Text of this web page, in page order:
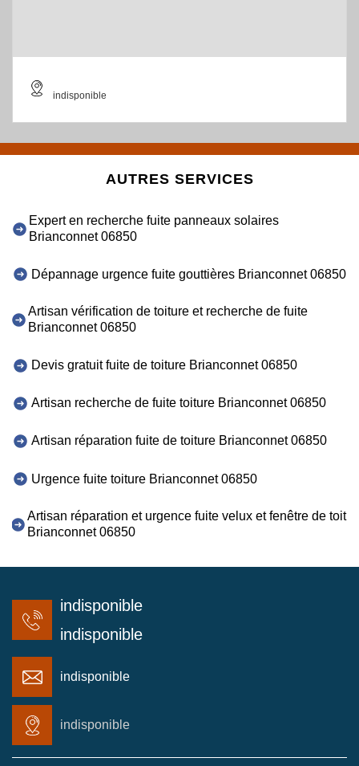
indisponible
AUTRES SERVICES
Expert en recherche fuite panneaux solaires
Brianconnet 06850
Dépannage urgence fuite gouttières Brianconnet 06850
Artisan vérification de toiture et recherche de fuite
Brianconnet 06850
Devis gratuit fuite de toiture Brianconnet 06850
Artisan recherche de fuite toiture Brianconnet 06850
Artisan réparation fuite de toiture Brianconnet 06850
Urgence fuite toiture Brianconnet 06850
Artisan réparation et urgence fuite velux et fenêtre de toit
Brianconnet 06850
indisponible
indisponible
indisponible
indisponible